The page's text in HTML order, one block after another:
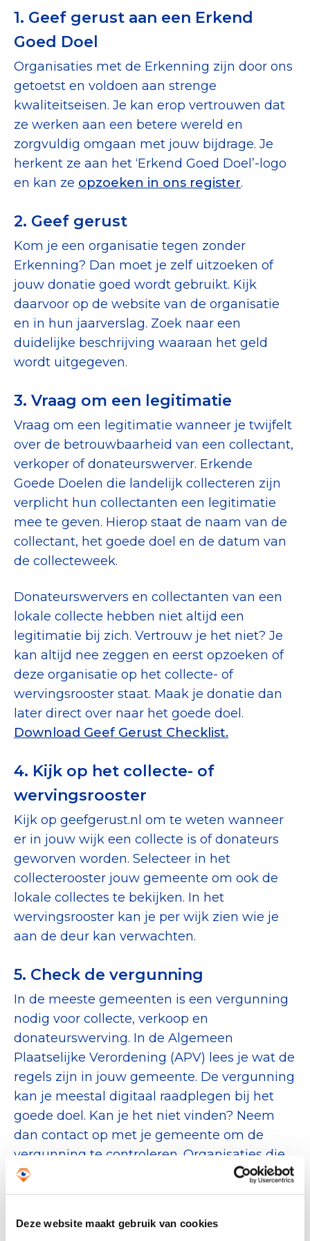
Deze website maakt gebruik van cookies
Tips bij doneren: zo geef je veilig
Data & Onderzoek
Betrouwbare data over goede doelen
CBF-publicaties
State of the Sector
Het Nederlandse Donateurspanel
Contact & Signalen
Check keurmerk goede doelen
Collecterooster/wervingrooster
Nieuws
Over het CBF
Veelgestelde vragen
Register Erkende Donatieplatformen
1. Geef gerust aan een Erkend
Goed Doel
Organisaties met de Erkenning zijn door ons
getoetst en voldoen aan strenge
kwaliteitseisen. Je kan erop vertrouwen dat
ze werken aan een betere wereld en
zorgvuldig omgaan met jouw bijdrage. Je
herkent ze aan het ‘Erkend Goed Doel’-logo
en kan ze opzoeken in ons register.
2. Geef gerust
Kom je een organisatie tegen zonder
Erkenning? Dan moet je zelf uitzoeken of
jouw donatie goed wordt gebruikt. Kijk
daarvoor op de website van de organisatie
en in hun jaarverslag. Zoek naar een
duidelijke beschrijving waaraan het geld
wordt uitgegeven.
3. Vraag om een legitimatie
Vraag om een legitimatie wanneer je twijfelt
over de betrouwbaarheid van een collectant,
verkoper of donateurswerver. Erkende
Goede Doelen die landelijk collecteren zijn
verplicht hun collectanten een legitimatie
mee te geven. Hierop staat de naam van de
collectant, het goede doel en de datum van
de collecteweek.
Donateurswervers en collectanten van een
lokale collecte hebben niet altijd een
legitimatie bij zich. Vertrouw je het niet? Je
kan altijd nee zeggen en eerst opzoeken of
deze organisatie op het collecte- of
wervingsrooster staat. Maak je donatie dan
later direct over naar het goede doel.
Download Geef Gerust Checklist.
4. Kijk op het collecte- of
wervingsrooster
Kijk op geefgerust.nl om te weten wanneer
er in jouw wijk een collecte is of donateurs
geworven worden. Selecteer in het
collecterooster jouw gemeente om ook de
lokale collectes te bekijken. In het
wervingsrooster kan je per wijk zien wie je
aan de deur kan verwachten.
5. Check de vergunning
In de meeste gemeenten is een vergunning
nodig voor collecte, verkoop en
donateurswerving. In de Algemeen
Plaatselijke Verordening (APV) lees je wat de
regels zijn in jouw gemeente. De vergunning
kan je meestal digitaal raadplegen bij het
goede doel. Kan je het niet vinden? Neem
dan contact op met je gemeente om de
vergunning te controleren. Organisaties die
een vergunning hebben ontvangen staan
ook op het collecte- en/of wervingsrooster.
6. Koop geen spullen aan de deur